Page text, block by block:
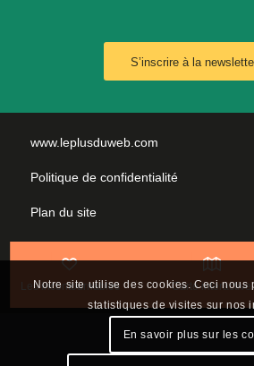
Les incontournables Carte interactive
S’inscrire à la
www.leplusduweb.com
Politique de confidentialité
Plan du site
Nous contacter
Notre site utilise des cookies. Ceci nous
statistiques de visites sur nos
En savoir plus sur les